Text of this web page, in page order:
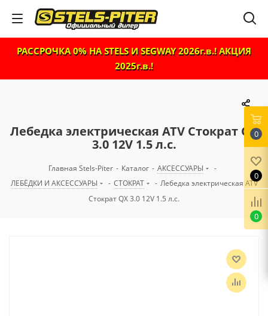
РАССРОЧКА 0% НА STELS И SEGWAY 2026г.в.! АКЦИЯ
2025г.в.!
Лебедка электрическая ATV Стократ QX
3.0 12V 1.5 л.с.
Главная Stels-Piter - Каталог - АКСЕССУАРЫ
-
ЛЕБЁДКИ И АКСЕССУАРЫ
- СТОКРАТ - Лебедка электрическая ATV
Стократ QX 3.0 12V 1.5 л.с.
0
0
0